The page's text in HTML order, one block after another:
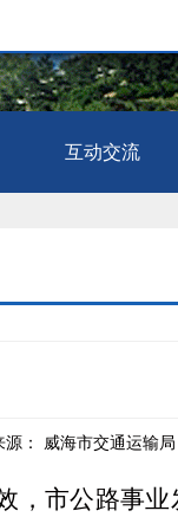
互动交流
： 威海市交通运输局
，市公路事业